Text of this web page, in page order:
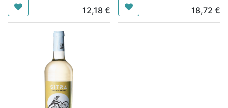
12,18 € 18,72 €